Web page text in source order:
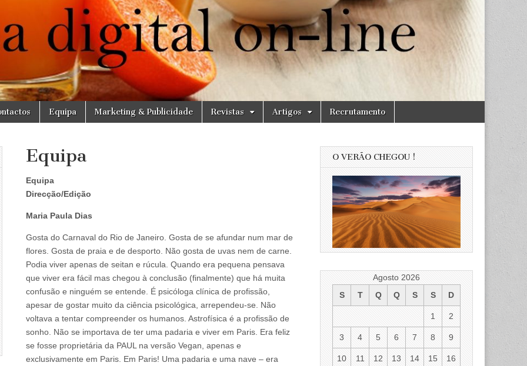
Equipa Marketing & Publicidade Revistas Artigos Recrutamento
Equipa
Equipa
Direcção/Edição
Maria Paula Dias
Gosta do Carnaval do Rio de Janeiro. Gosta de se afundar num mar de
flores. Gosta de praia e de desporto. Não gosta de uvas nem de carne.
Podia viver apenas de seitan e rúcula. Quando era pequena pensava
que viver era fácil mas chegou à conclusão (finalmente) que há muita
confusão e ninguém se entende. É psicóloga clínica de profissão,
apesar de gostar muito da ciência psicológica, arrependeu-se. Não
voltava a tentar compreender os humanos. Astrofísica é a profissão de
sonho. Não se importava de ter uma padaria e viver em Paris. Era feliz
se fosse proprietária da PAUL na versão Vegan, apenas e
exclusivamente em Paris. Em Paris! Uma padaria e uma nave – era
O VERÃO CHEGOU !
Agosto 2026
S
T Q Q S S D
1 2
3 4 5 6 7 8 9
10 11 12 13 14 15 16